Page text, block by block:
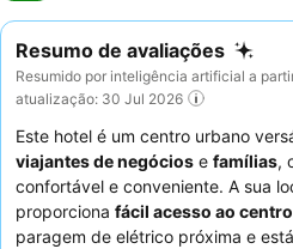
Resumo de avaliações
Resumido por inteligência artificial a
atualização: 30 Jul 2026
Este hotel é um centro urbano
viajantes de negócios e famílias,
confortável e conveniente. A sua
proporciona fácil acesso ao
paragem de elétrico próxima e